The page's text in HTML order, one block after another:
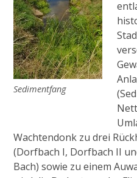
2009
Pilotprojekt
32.01.07
Sedimentfang
Wachtendonk zu drei
(Dorfbach I, Dorfbach II
Bach) sowie zu einem